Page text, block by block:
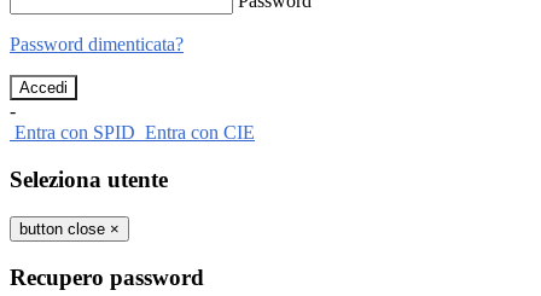
Password dimenticata?
-
Entra con SPID Entra con CIE
Seleziona utente
button close ×
Recupero password